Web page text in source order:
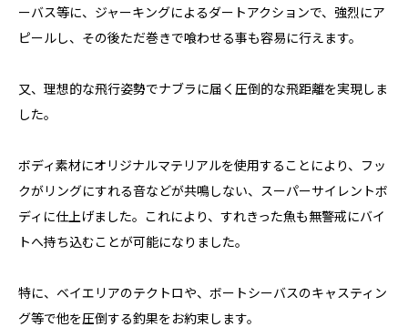
ーバス等に、ジャーキングによるダートアクションで、強烈にア
ピールし、その後ただ巻きで喰わせる事も容易に行えます。
又、理想的な飛行姿勢でナブラに届く圧倒的な飛距離を実現しま
した。
ボディ素材にオリジナルマテリアルを使用することにより、フッ
クがリングにすれる音などが共鳴しない、スーパーサイレントボ
ディに仕上げました。これにより、すれきった魚も無警戒にバイ
トへ持ち込むことが可能になりました。
特に、ベイエリアのテクトロや、ボートシーバスのキャスティン
グ等で他を圧倒する釣果をお約束します。